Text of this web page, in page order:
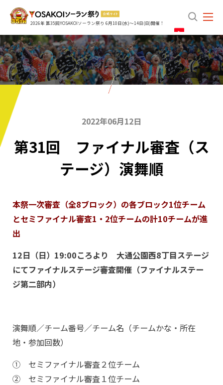
2026年 第35回YOSAKOIソーラン祭り 6月10日(水)～14日(日)開催！
search
2022年06月12日
第31回 ファイナル審査（ス
テージ）演舞順
本祭一次審査（全8ブロック）の各ブロック1位チーム
とセミファイナル審査1・2位チームの計10チームが進
出
12日（日）19:00ころより 大通公園西8丁目ステージ
にてファイナルステージ審査開催（ファイナルステー
ジ第二部内）
演舞順／チーム番号／チーム名（チームかな・所在
地・参加回数）
① セミファイナル審査２位チーム
② セミファイナル審査１位チーム